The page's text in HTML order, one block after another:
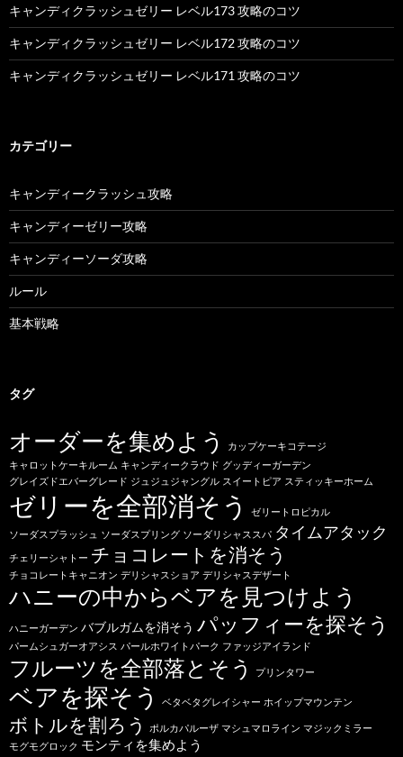
キャンディクラッシュゼリー レベル173 攻略のコツ
キャンディクラッシュゼリー レベル172 攻略のコツ
キャンディクラッシュゼリー レベル171 攻略のコツ
カテゴリー
キャンディークラッシュ攻略
キャンディーゼリー攻略
キャンディーソーダ攻略
ルール
基本戦略
タグ
オーダーを集めよう
カップケーキコテージ
キャロットケーキルーム キャンディークラウド グッディーガーデン
グレイズドエバーグレード ジュジュジャングル スイートピア スティッキーホーム
ゼリーを全部消そう
ゼリートロピカル
ソーダスプラッシュ ソーダスプリング ソーダリシャススパ タイムアタック
チェリーシャトー チョコレートを消そう
チョコレートキャニオン デリシャスショア デリシャスデザート
ハニーの中からベアを見つけよう
ハニーガーデン バブルガムを消そう パッフィーを探そう
パームシュガーオアシス パールホワイトパーク ファッジアイランド
フルーツを全部落とそう プリンタワー
ベアを探そう ベタベタグレイシャー ホイップマウンテン
ボトルを割ろう ポルカパルーザ マシュマロライン マジックミラー
モグモグロック モンティを集めよう